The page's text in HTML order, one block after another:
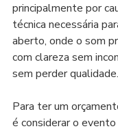
principalmente por
técnica necessária
aberto, onde o som
com clareza sem
sem perder qualidade.
Para ter um
é considerar o